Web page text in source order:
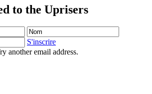
to the Uprisers
Nom
e-
S'inscrire
another email address.